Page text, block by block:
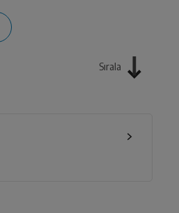
Sırala